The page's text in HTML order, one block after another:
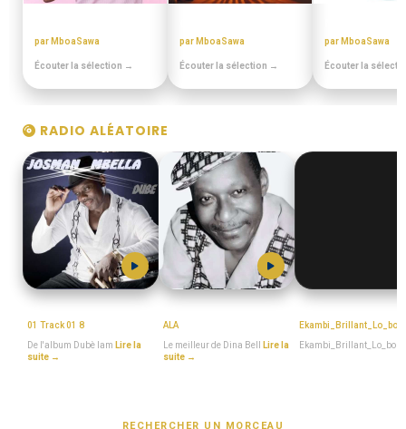
par MboaSawa
Écouter la sélection →
par MboaSawa
Écouter la sélection →
par MboaSawa
Écouter la
RADIO ALÉATOIRE
01 Track 01 8
De l'album Dubè lam Lire la
suite →
ALA
Le meilleur de Dina Bell
Lire la
suite →
RECHERCHER UN MORCEAU